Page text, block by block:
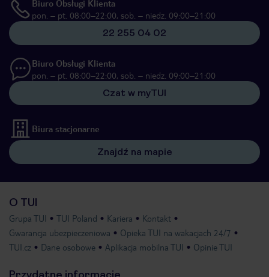
Biuro Obsługi Klienta
pon. – pt. 08:00–22:00, sob. – niedz. 09:00–21:00
22 255 04 02
Biuro Obsługi Klienta
pon. – pt. 08:00–22:00, sob. – niedz. 09:00–21:00
Czat w myTUI
Biura stacjonarne
Znajdź na mapie
O TUI
Grupa TUI TUI Poland Kariera
Kontakt
Gwarancja ubezpieczeniowa
Opieka TUI na wakacjach 24/7
TUI.cz
Dane osobowe Aplikacja mobilna TUI Opinie TUI
Przydatne informacje